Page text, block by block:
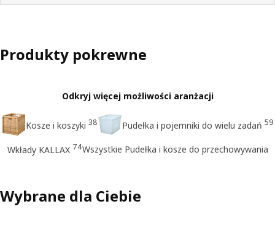
Produkty pokrewne
Odkryj więcej możliwości aranżacji
Kosze i koszyki 38 Pudełka i pojemniki do wielu zadań 59
Wkłady KALLAX 74Wszystkie Pudełka i kosze do przechowywania
Wybrane dla Ciebie